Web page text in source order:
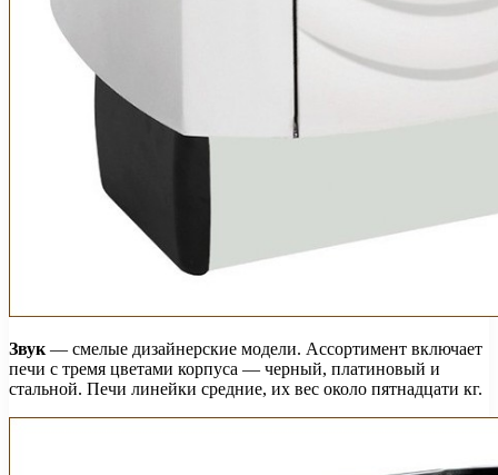
Звук — смелые дизайнерские модели. Ассортимент включает
печи с тремя цветами корпуса — черный, платиновый и
стальной. Печи линейки средние, их вес около пятнадцати кг.